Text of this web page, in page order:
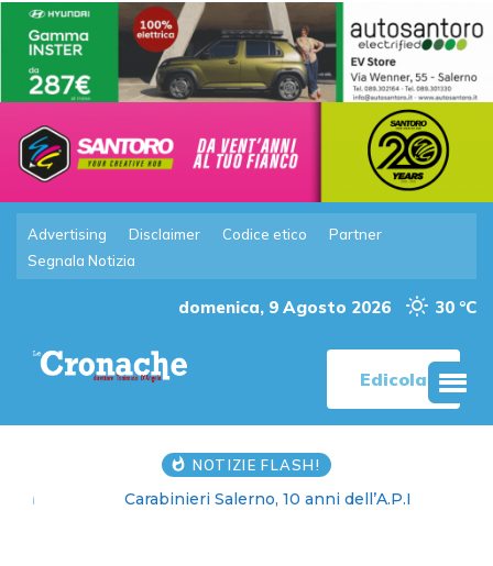
Advertising Disclaimer Codice etico
Partner
Segnala Notizia
domenica, 9 Agosto 2026 30 °C
Edicola
NOTIZIE FLASH!
Carabinieri Salerno, 10 anni dell’A.P.I